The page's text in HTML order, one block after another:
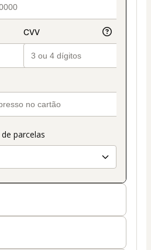
parcelas